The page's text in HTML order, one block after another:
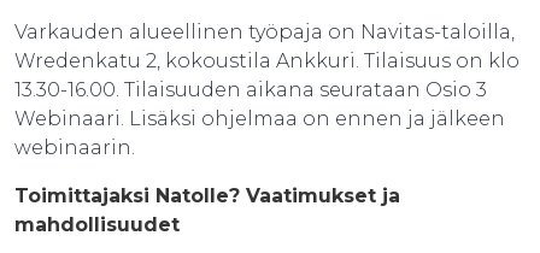
Varkauden alueellinen työpaja on Navitas-taloilla,
Wredenkatu 2, kokoustila Ankkuri. Tilaisuus on klo
13.30-16.00. Tilaisuuden aikana seurataan Osio 3
Webinaari. Lisäksi ohjelmaa on ennen ja jälkeen
webinaarin.
Toimittajaksi Natolle? Vaatimukset ja
mahdollisuudet